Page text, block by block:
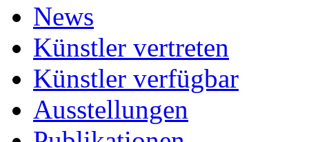
News
Künstler vertreten
Künstler verfügbar
Ausstellungen